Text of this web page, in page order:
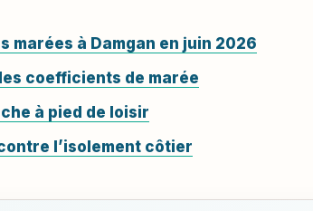
marées à Damgan en juin 2026
coefficients de marée
à pied de loisir
l’isolement côtier